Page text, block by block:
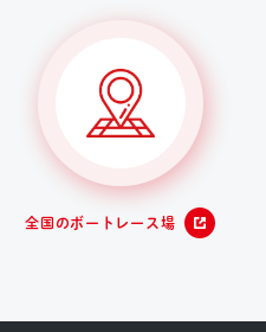
全国のボートレース場